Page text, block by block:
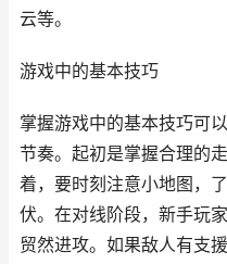
云等。
游戏中的基本技巧
掌握游戏中的基本技巧可
节奏。起初是掌握合理的
着，要时刻注意小地图，
伏。在对线阶段，新手玩
贸然进攻。如果敌人有支